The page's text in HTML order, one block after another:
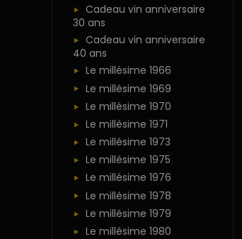
Cadeau vin anniversaire
30 ans
Cadeau vin anniversaire
40 ans
Le millésime 1966
Le millésime 1969
Le millésime 1970
Le millésime 1971
Le millésime 1973
Le millésime 1975
Le millésime 1976
Le millésime 1978
Le millésime 1979
Le millésime 1980